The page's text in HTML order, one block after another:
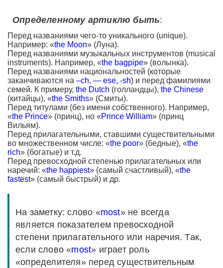
Определенному артиклю быть:
Перед названиями чего-то уникального (unique).
Например: «the Moon» (Луна).
Перед названиями музыкальных инструментов (musical
instruments). Например, «the bagpipe» (волынка).
Перед названиями национальностей (которые
заканчиваются на –ch, — ese, -sh) и перед фамилиями
семей. К примеру, the Dutch (голландцы), the Chinese
(китайцы), «the Smiths» (Смиты).
Перед титулами (без имени собственного). Например,
«the Prince» (принц), но «Prince William» (принц
Вильям).
Перед прилагательными, ставшими существительными
во множественном числе: «the poor» (бедные), «the
rich» (богатые) и т.д.
Перед превосходной степенью прилагательных или
наречий: «the happiest» (самый счастливый), «the
fastest» (самый быстрый) и др.
На заметку: слово «most» не всегда
является показателем превосходной
степени прилагательного или наречия. Так,
если слово «most» играет роль
«определителя» перед существительным